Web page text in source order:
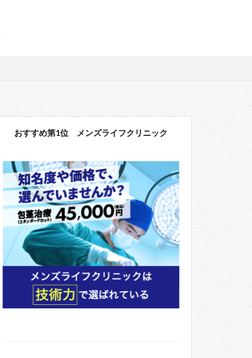
おすすめ第1位 メンズライフクリニック